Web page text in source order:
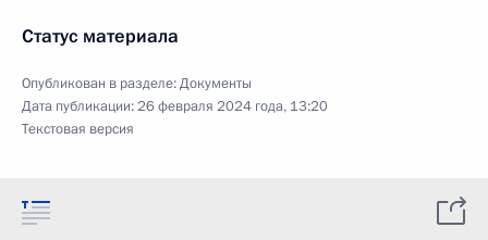
Статус материала
Опубликован в разделе:Документы
Дата публикации:26 февраля 2024 года, 13:20
Текстовая версия